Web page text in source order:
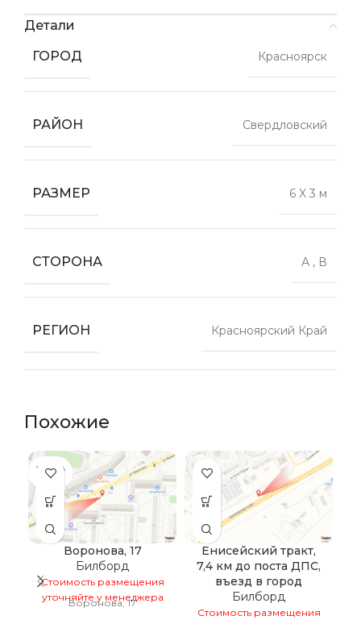
Детали
ГОРОД
Красноярск
РАЙОН Свердловский
РАЗМЕР 6 X 3 м
СТОРОНА А , В
РЕГИОН Красноярский Край
Похожие
ПРОДА
НО
Воронова, 17
Билборд
Стоимость размещения
уточняйте у менеджера
Воронова, 17
Енисейский тракт,
7,4 км до поста ДПС,
въезд в город
Билборд
Стоимость размещения